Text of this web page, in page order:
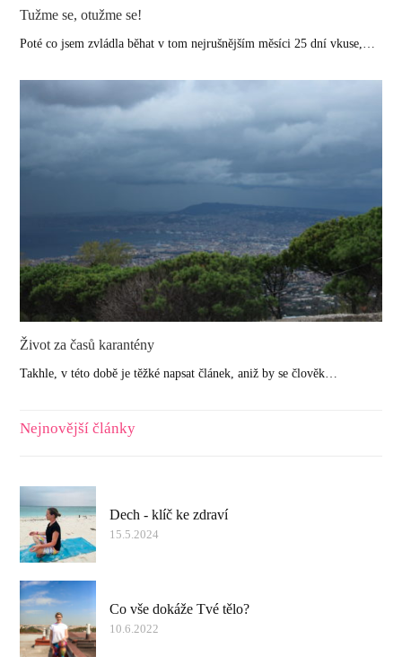
Tužme se, otužme se!
Poté co jsem zvládla běhat v tom nejrušnějším měsíci 25 dní vkuse,…
Život za časů karantény
Takhle, v této době je těžké napsat článek, aniž by se člověk…
Nejnovější články
Dech - klíč ke zdraví
15.5.2024
Co vše dokáže Tvé tělo?
10.6.2022